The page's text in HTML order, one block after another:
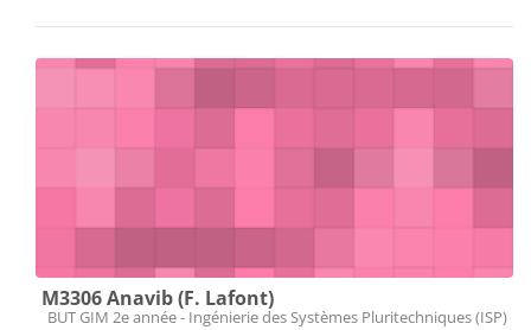
M3306 Anavib (F. Lafont)
Catégorie de cours
BUT GIM 2e année - Ingénierie des Systèmes Pluritechniques (ISP)